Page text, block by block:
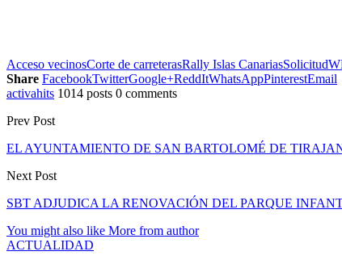
Acceso vecinosCorte de carreterasRally Islas CanariasSolicitud
Share FacebookTwitterGoogle+ReddItWhatsAppPinterestEmail
activahits 1014 posts 0 comments
Prev Post
EL AYUNTAMIENTO DE SAN BARTOLOMÉ DE
Next Post
SBT ADJUDICA LA RENOVACIÓN DEL PARQUE
You might also like More from author
ACTUALIDAD